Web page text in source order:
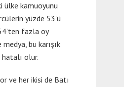
ülke kamuoyunu
yüzde 53’ü
fazla oy
bu karışık
hatalı olur.
ve her ikisi de Batı